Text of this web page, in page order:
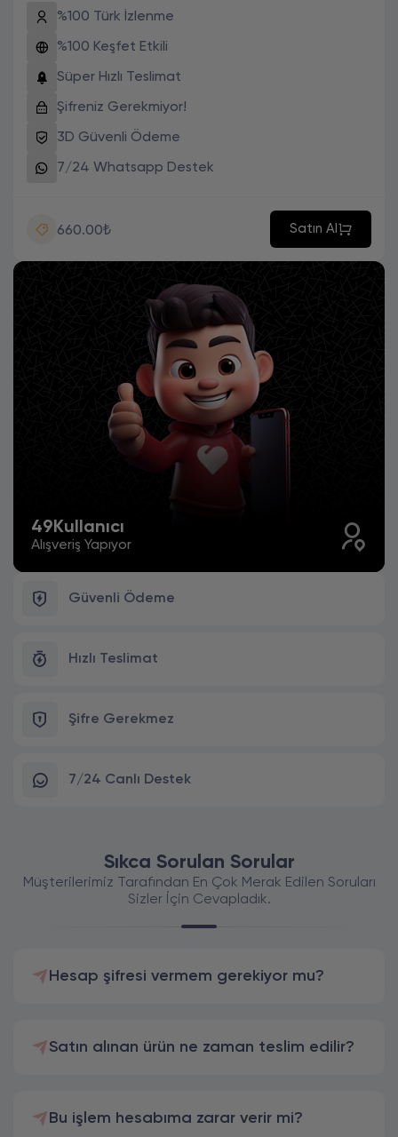
49Kullanıcı
Alışveriş Yapıyor
Güvenli Ödeme
Hızlı Teslimat
Şifre Gerekmez
7/24 Canlı Destek
%100 Türk İzlenme
%100 Keşfet Etkili
Süper Hızlı Teslimat
Şifreniz Gerekmiyor!
3D Güvenli Ödeme
7/24 Whatsapp Destek
660.00₺ Satın Al
Sıkca Sorulan Sorular
Müşterilerimiz Tarafından En Çok Merak Edilen Soruları
Sizler İçin Cevapladık.
Hesap şifresi vermem gerekiyor mu?
Satın alınan ürün ne zaman teslim edilir?
Bu işlem hesabıma zarar verir mi?